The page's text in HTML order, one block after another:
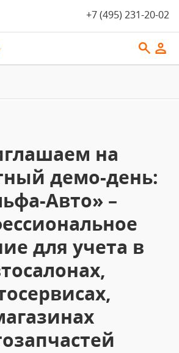
+7 (495) 231-20-02
на
демо-день:
Авто» –
для учета в